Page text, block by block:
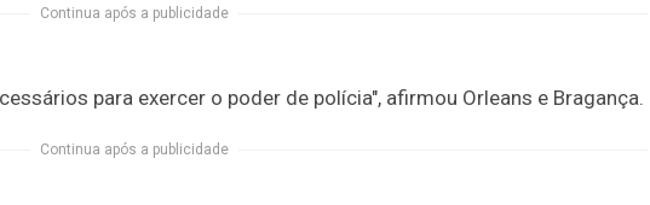
Continua após a publicidade
para exercer o poder de polícia", afirmou Orleans e Bragança.
Continua após a publicidade